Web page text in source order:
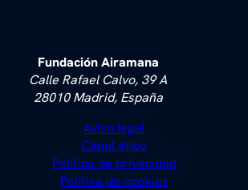
Fundación Airamana
Calle Rafael Calvo, 39 A
28010 Madrid, España
Aviso legal
Canal ético
Política de privacidad
Política de cookies